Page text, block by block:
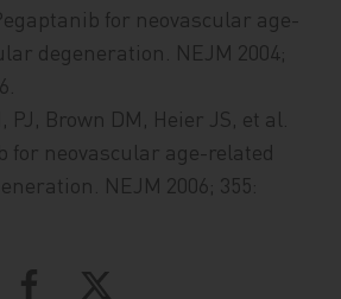
for neovascular age-
degeneration. NEJM 2004;
PJ, Brown DM, Heier JS, et al.
for neovascular age-related
NEJM 2006; 355: